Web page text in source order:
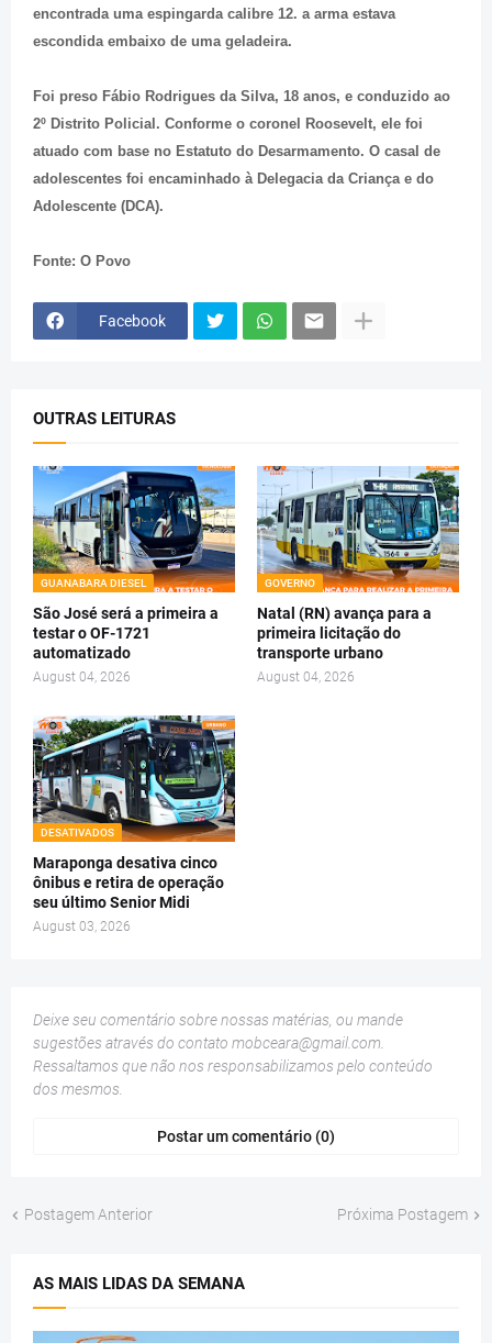
encontrada uma espingarda calibre 12. a arma estava
escondida embaixo de uma geladeira.
Foi preso Fábio Rodrigues da Silva, 18 anos, e conduzido ao
2º Distrito Policial. Conforme o coronel Roosevelt, ele foi
atuado com base no Estatuto do Desarmamento. O casal de
adolescentes foi encaminhado à Delegacia da Criança e do
Adolescente (DCA).
Fonte: O Povo
Facebook
OUTRAS LEITURAS
GUANABARA DIESEL
São José será a primeira a
testar o OF-1721
automatizado
August 04, 2026
GOVERNO
Natal (RN) avança para a
primeira licitação do
transporte urbano
August 04, 2026
DESATIVADOS
Maraponga desativa cinco
ônibus e retira de operação
seu último Senior Midi
August 03, 2026
Deixe seu comentário sobre nossas matérias, ou mande
sugestões através do contato mobceara@gmail.com
Ressaltamos que não nos responsabilizamos pelo conteúdo
dos mesmos.
Postar um comentário (0)
Postagem Anterior Próxima Postagem
AS MAIS LIDAS DA SEMANA